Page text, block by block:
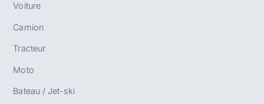
Voiture
Camion
Tracteur
Moto
Bateau / Jet-ski